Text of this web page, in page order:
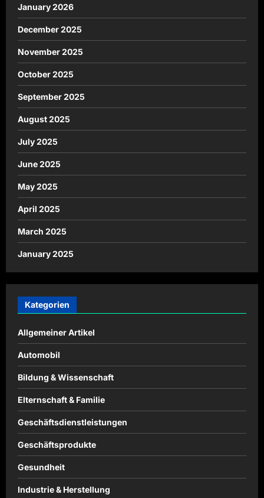
January 2026
December 2025
November 2025
October 2025
September 2025
August 2025
July 2025
June 2025
May 2025
April 2025
March 2025
January 2025
Kategorien
Allgemeiner Artikel
Automobil
Bildung & Wissenschaft
Elternschaft & Familie
Geschäftsdienstleistungen
Geschäftsprodukte
Gesundheit
Industrie & Herstellung